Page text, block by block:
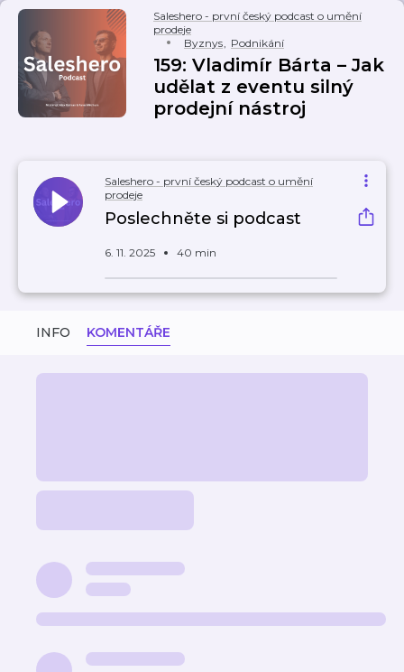
Saleshero - první český podcast o umění
prodeje
Byznys, Podnikání
159: Vladimír Bárta – Jak
udělat z eventu silný
prodejní nástroj
Saleshero - první český podcast o umění
prodeje
Poslechněte si podcast
6. 11. 2025 40 min
INFO KOMENTÁŘE